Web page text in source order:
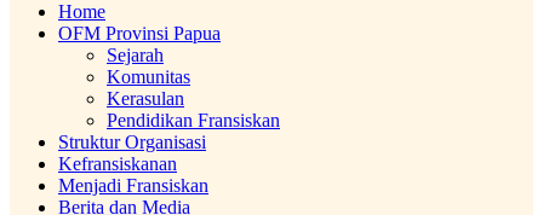
Home
OFM Provinsi Papua
Sejarah
Komunitas
Kerasulan
Pendidikan Fransiskan
Struktur Organisasi
Kefransiskanan
Menjadi Fransiskan
Berita dan Media